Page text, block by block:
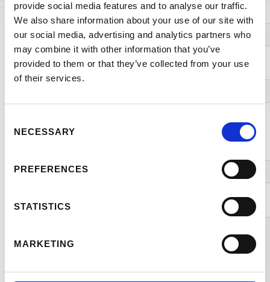
provide social media features and to analyse our traffic.
We also share information about your use of our site with
our social media, advertising and analytics partners who
may combine it with other information that you’ve
provided to them or that they’ve collected from your use
of their services.
Selection
NECESSARY
PREFERENCES
STATISTICS
MARKETING
09:45
Kochteams
10:00
10:30
Skirennen Sterne
Cup der Köche
12:00
13:00 Siegerehrung
Kochwettbewerbs
freien Verfügung:
Ski oder Après-Ski